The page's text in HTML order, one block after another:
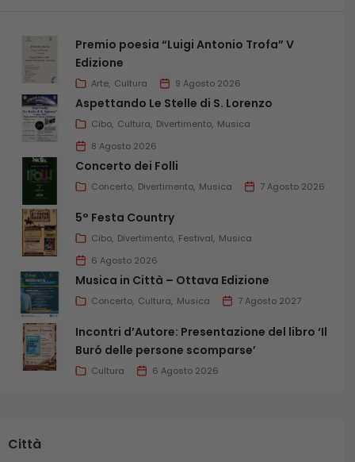
Premio poesia “Luigi Antonio Trofa” V
Edizione
Arte Cultura 9 Agosto 2026
Aspettando Le Stelle di S. Lorenzo
Cibo Cultura Divertimento Musica
8 Agosto 2026
Concerto dei Folli
Concerto Divertimento Musica 7 Agosto 2026
5° Festa Country
Cibo Divertimento Festival Musica
6 Agosto 2026
Musica in Città – Ottava Edizione
Concerto Cultura Musica 7 Agosto 2027
Incontri d’Autore: Presentazione del libro ‘Il
Buró delle persone scomparse’
Cultura 6 Agosto 2026
Città